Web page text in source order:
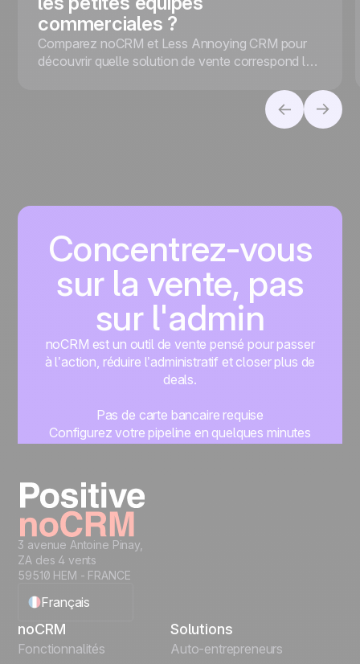
commerciales ?
Comparez noCRM et Less Annoying CRM pour
découvrir quelle solution de vente correspond le
privilégiez la conversion des leads ou la gestion
Concentrez-vous
sur la vente, pas
sur l'admin
noCRM est un outil de vente pensé pour passer
à l’action, réduire l’administratif et closer plus de
deals.
Pas de carte bancaire requise
Configurez votre pipeline en quelques minutes
3 avenue Antoine Pinay,
ZA des 4 vents
59510 HEM - FRANCE
Français
English
noCRM
Fonctionnalités
Solutions
Auto-entrepreneurs